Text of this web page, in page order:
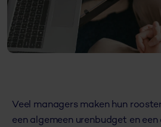
Veel managers maken hun
een algemeen urenbudget en